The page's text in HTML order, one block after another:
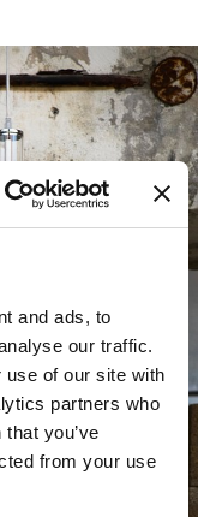
and ads, to
our traffic.
use of our site with
partners who
you’ve
from your use